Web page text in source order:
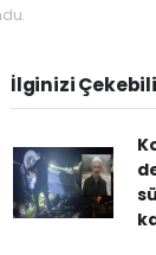
İlginizi